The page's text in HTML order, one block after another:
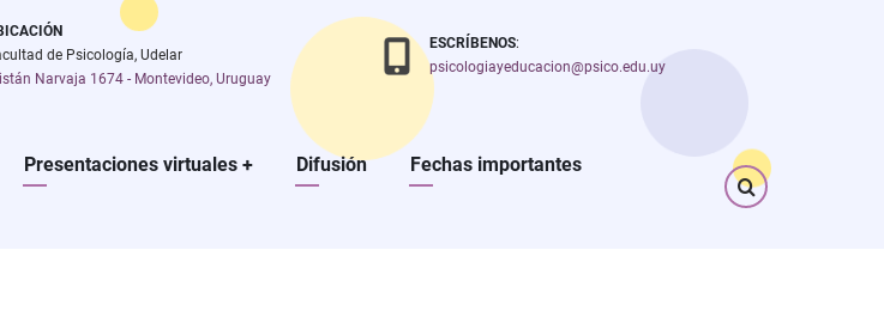
de Psicología, Udelar
Narvaja 1674 - Montevideo, Uruguay
ESCRÍBENOS:
psicologiayeducacion@psico.edu.uy
Presentaciones virtuales + Difusión
Fechas importantes